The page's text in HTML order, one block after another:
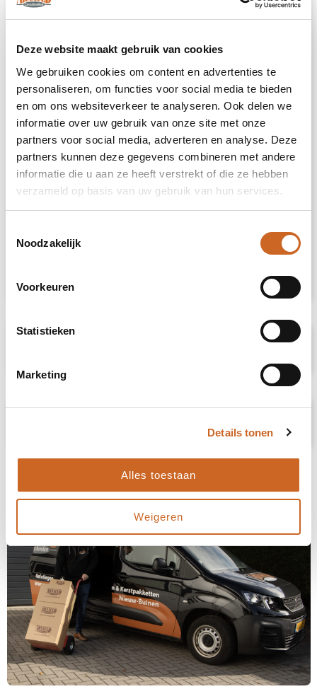
Deze website maakt gebruik van cookies
We gebruiken cookies om content en advertenties te
personaliseren, om functies voor social media te bieden
en om ons websiteverkeer te analyseren. Ook delen we
informatie over uw gebruik van onze site met onze
partners voor social media, adverteren en analyse. Deze
partners kunnen deze gegevens combineren met andere
informatie die u aan ze heeft verstrekt of die ze hebben
verzameld op basis van uw gebruik van hun services.
Noodzakelijk
Voorkeuren
Statistieken
Marketing
Details tonen
Alles toestaan
Weigeren
Ecosystemen staan symbool voor groei,
huis of op kantoor, maar krijgt door
personalisatie ook een functioneel karakter.
Door de kurk of het hanglabel te bedrukken
met jouw logo, slogan of boodschap, blijft
jouw merk op een groene en originele manier
top of mind.
De luxe en beschermende giftbox maakt het
cadeau helemaal af en zorgt voor een
indrukwekkende unboxing-ervaring – voor
gewenste personalisatie of eventuele